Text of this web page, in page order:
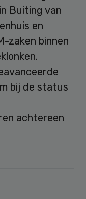
Buiting van
en
zaken binnen
bij de status
achtereen